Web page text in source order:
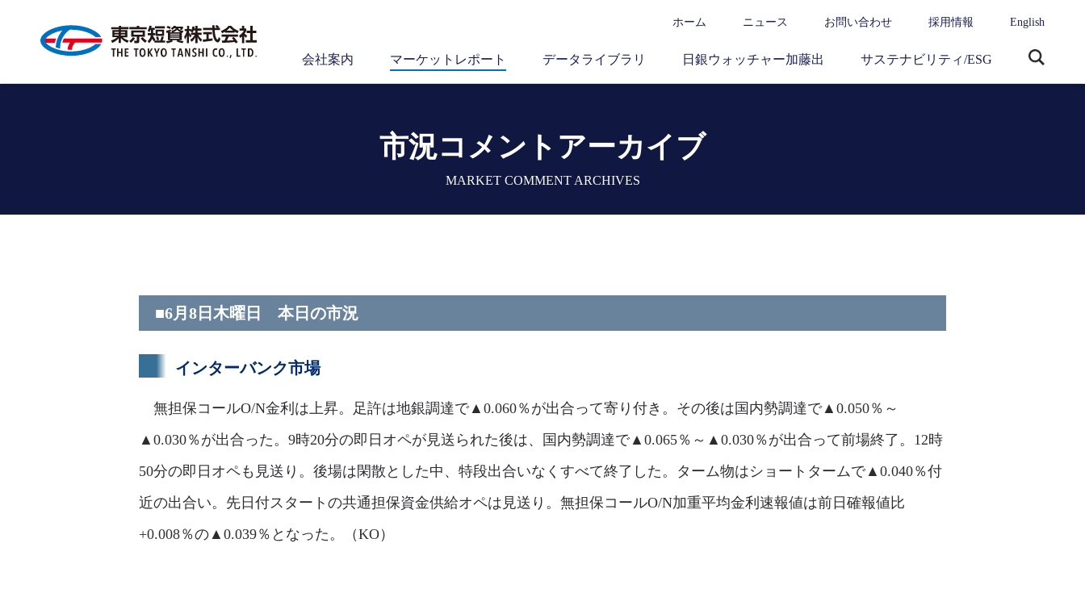
ホーム ニュース お問い合わせ 採用情報 English
会社案内 マーケットレポート データライブラリ 日銀ウォッチャー加藤出 サステナビリティ/ESG
市況コメントアーカイブ
MARKET COMMENT ARCHIVES
■6月8日木曜日 本日の市況
インターバンク市場
無担保コールO/N金利は上昇。足許は地銀調達で▲0.060％が出合って寄り付き。その後は国内勢調達で▲0.050％～
▲0.030％が出合った。9時20分の即日オペが見送られた後は、国内勢調達で▲0.065％～▲0.030％が出合って前場終了。12時
50分の即日オペも見送り。後場は閑散とした中、特段出合いなくすべて終了した。ターム物はショートタームで▲0.040％付
近の出合い。先日付スタートの共通担保資金供給オペは見送り。無担保コールO/N加重平均金利速報値は前日確報値比
+0.008％の▲0.039％となった。（KO）